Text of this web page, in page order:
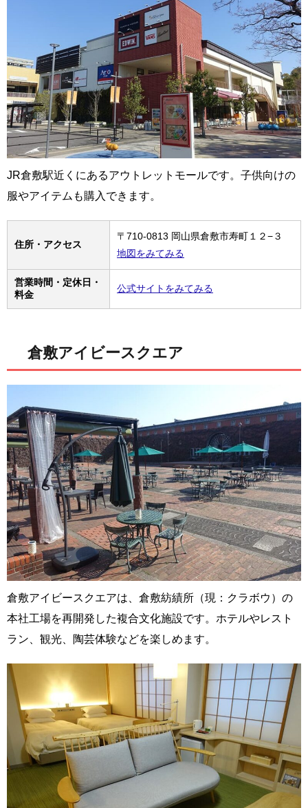
JR倉敷駅近くにあるアウトレットモールです。子供向けの
服やアイテムも購入できます。
住所・アクセス
〒710-0813 岡山県倉敷市寿町１２−３
地図をみてみる
営業時間・定休日・
料金
公式サイトをみてみる
倉敷アイビースクエア
倉敷アイビースクエアは、倉敷紡績所（現：クラボウ）の
本社工場を再開発した複合文化施設です。ホテルやレスト
ラン、観光、陶芸体験などを楽しめます。